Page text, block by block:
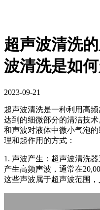
超声波清洗
波清洗是如
2023-09-21
超声波清洗是一种利用高
达到的细微部分的清洁技
和声波对液体中微小气泡
理和起作用的方式：
1. 声波产生：超声波清洗
产生高频声波，通常在
这些声波属于超声波范围，